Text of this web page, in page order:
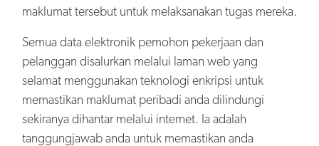
maklumat tersebut untuk melaksanakan tugas mereka.
Semua data elektronik pemohon pekerjaan dan
pelanggan disalurkan melalui laman web yang
selamat menggunakan teknologi enkripsi untuk
memastikan maklumat peribadi anda dilindungi
sekiranya dihantar melalui internet. Ia adalah
tanggungjawab anda untuk memastikan anda